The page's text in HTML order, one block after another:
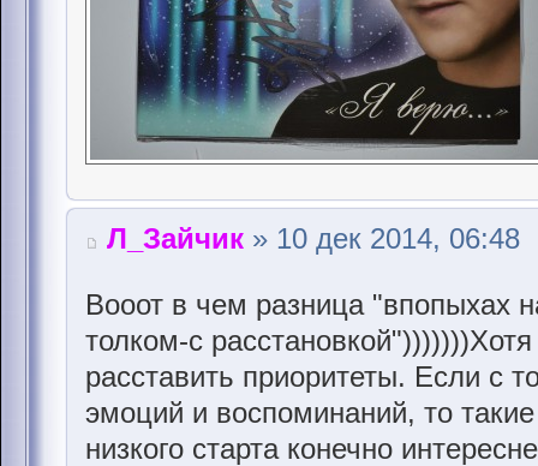
Л_Зайчик » 10 дек 2014, 06:48
Вооот в чем разница "впопыхах
толком-с
расставить приоритеты. Если с
эмоций и воспоминаний, то
низкого старта конечно